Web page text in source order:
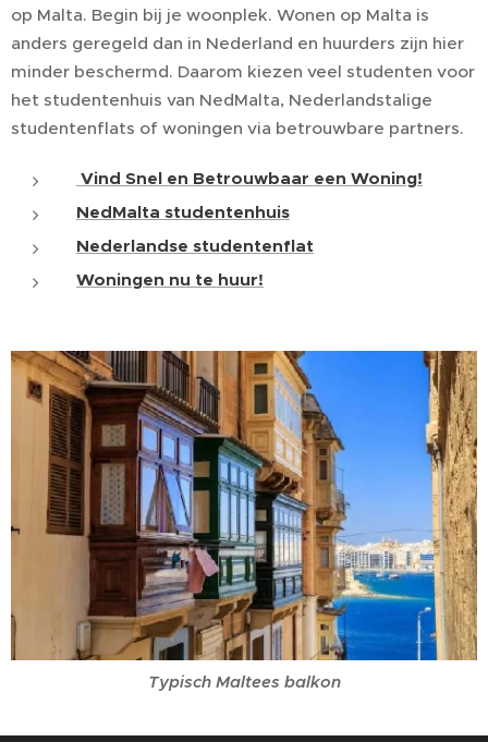
op Malta. Begin bij je woonplek. Wonen op Malta is
anders geregeld dan in Nederland en huurders zijn hier
minder beschermd. Daarom kiezen veel studenten voor
het studentenhuis van NedMalta, Nederlandstalige
studentenflats of woningen via betrouwbare partners.
Vind Snel en Betrouwbaar een Woning!
NedMalta studentenhuis
Nederlandse studentenflat
Woningen nu te huur!
Typisch Maltees balkon